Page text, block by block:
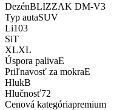
DezénBLIZZAK DM-V3
Typ autaSUV
Li103
SiT
XLXL
Úspora palivaE
Priľnavosť za mokraE
HlukB
Hlučnosť72
Cenová kategóriapremium